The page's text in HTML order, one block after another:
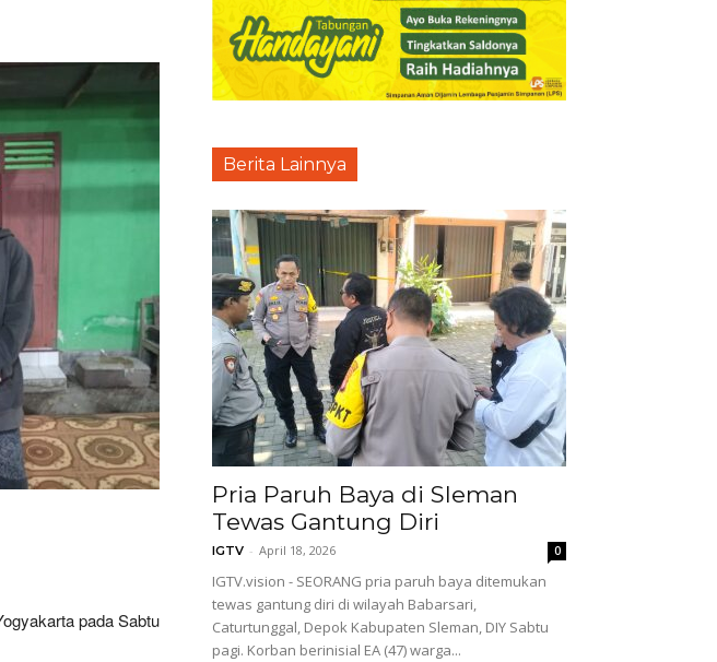
pada Sabtu
Berita Lainnya
Pria Paruh Baya di Sleman
Tewas Gantung Diri
IGTV - April 18, 2026 0
IGTV.vision - SEORANG pria paruh baya ditemukan
tewas gantung diri di wilayah Babarsari,
Caturtunggal, Depok Kabupaten Sleman, DIY Sabtu
pagi. Korban berinisial EA (47) warga...